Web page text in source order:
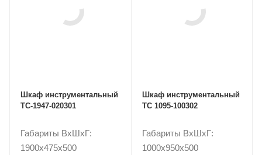
Шкаф инструментальный
TC-1947-020301
Габариты ВxШxГ:
1900x475x500
Шкаф инструментальный
ТС 1095-100302
Габариты ВxШxГ:
1000x950x500